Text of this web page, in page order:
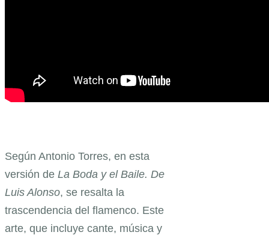
Según Antonio Torres, en esta
versión de La Boda y el Baile. De
Luis Alonso, se resalta la
trascendencia del flamenco. Este
arte, que incluye cante, música y